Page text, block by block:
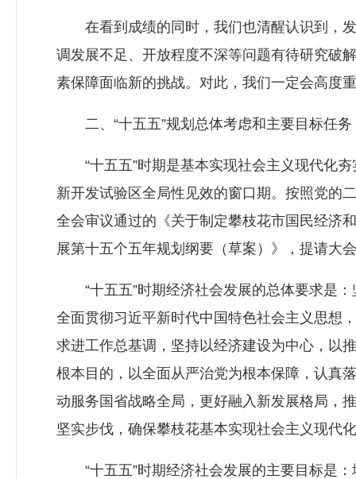
在看到成绩的同时，我们也清醒认识到，发
调发展不足、开放程度不深等问题有待研究破
素保障面临新的挑战。对此，我们一定会高度
二、“十五五”规划总体考虑和主要目标任务
“十五五”时期是基本实现社会主义现代化夯
新开发试验区全局性见效的窗口期。按照党的
全会审议通过的《关于制定攀枝花市国民经济
展第十五个五年规划纲要（草案）》，提请大
“十五五”时期经济社会发展的总体要求是：
全面贯彻习近平新时代中国特色社会主义思想
求进工作总基调，坚持以经济建设为中心，以
根本目的，以全面从严治党为根本保障，认真
动服务国省战略全局，更好融入新发展格局，
坚实步伐，确保攀枝花基本实现社会主义现代
“十五五”时期经济社会发展的主要目标是：